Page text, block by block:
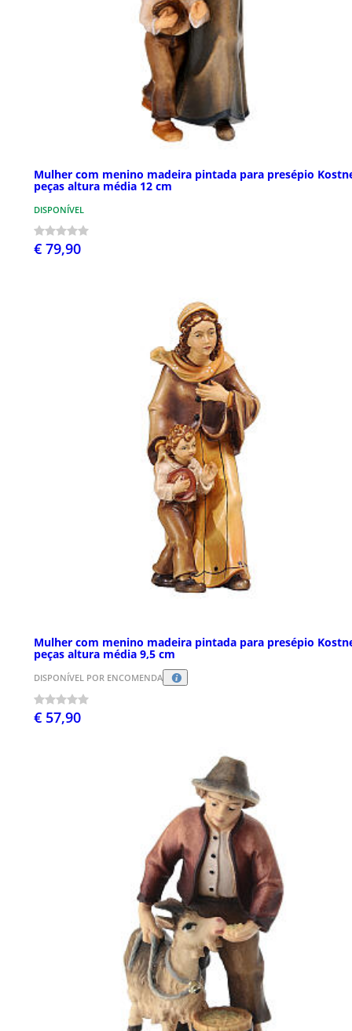
Mulher com menino madeira pintada para presépio
peças altura média 12 cm
DISPONÍVEL
€ 79,90
Mulher com menino madeira pintada para presépio
peças altura média 9,5 cm
DISPONÍVEL POR ENCOMENDA
€ 57,90